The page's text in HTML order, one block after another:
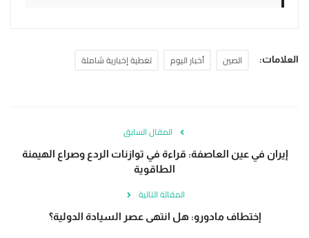
العلامات: الصين أخبار اليوم تغطية إخبارية شاملة
المقال السابق
إيران في عين العاصفة: قراءة في توازنات الردع وصراع الهيمنة
الطاقوية
المقالة التالية
إختطاف مادورو: هل انتهى عصر السيادة الدولية؟